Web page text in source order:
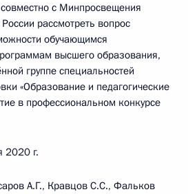
с Минпросвещения
рассмотреть вопрос
обучающимся
высшего образования,
группе специальностей
«Образование и педагогические
в профессиональном конкурсе
2020 г.
А.Г., Кравцов С.С., Фальков